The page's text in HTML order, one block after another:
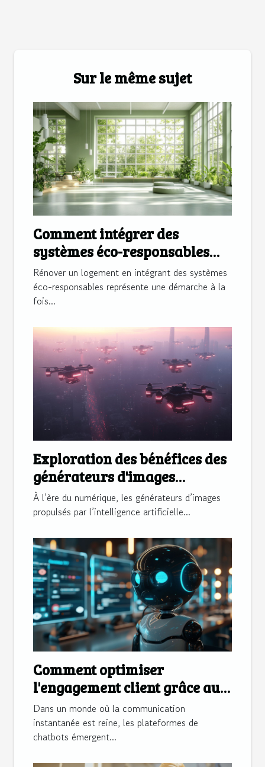
Sur le même sujet
Comment intégrer des
systèmes éco-responsables
dans votre rénovation ?
Rénover un logement en intégrant des systèmes
éco-responsables représente une démarche à la
fois...
Exploration des bénéfices des
générateurs d'images
propulsés par l'IA
À l’ère du numérique, les générateurs d’images
propulsés par l’intelligence artificielle...
Comment optimiser
l'engagement client grâce aux
plateformes de chatbots
Dans un monde où la communication
instantanée est reine, les plateformes de
chatbots émergent...